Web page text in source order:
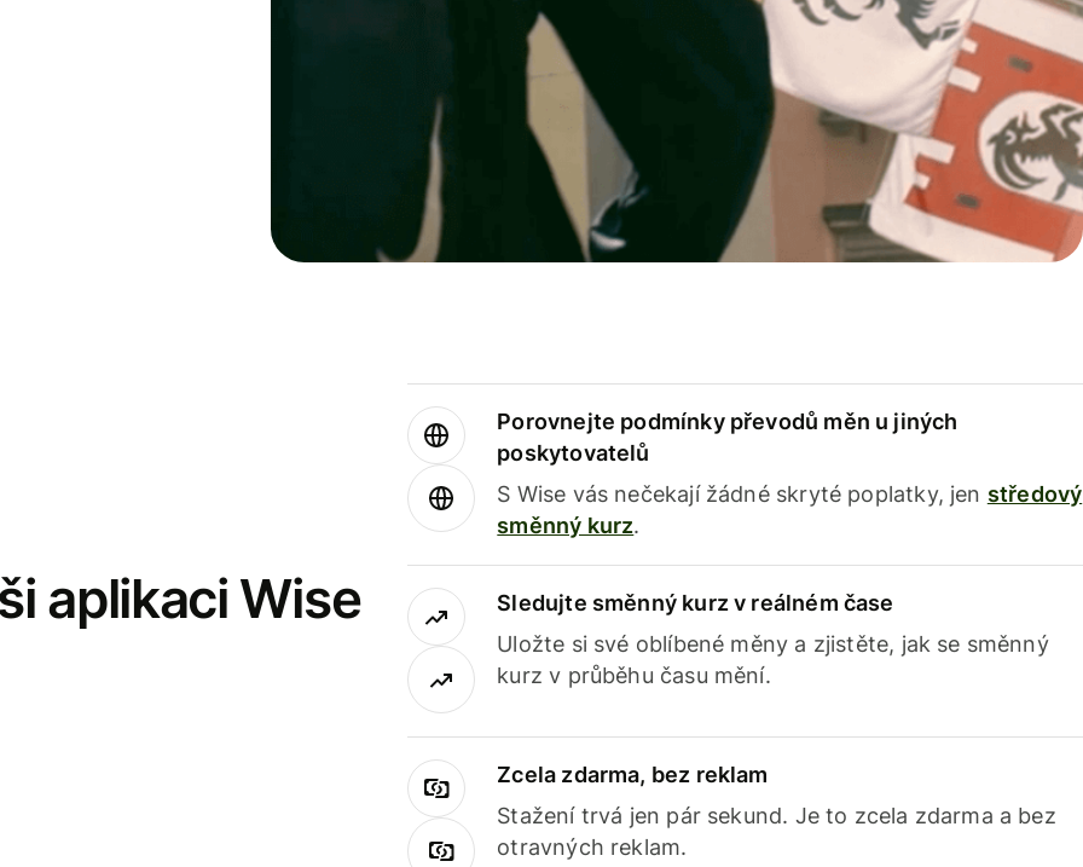
aplikaci Wise
Porovnejte podmínky převodů měn u jiných
poskytovatelů
S Wise vás nečekají žádné skryté poplatky, jen středový
směnný kurz.
Sledujte směnný kurz v reálném čase
Uložte si své oblíbené měny a zjistěte, jak se směnný
kurz v průběhu času mění.
Zcela zdarma, bez reklam
Stažení trvá jen pár sekund. Je to zcela zdarma a bez
otravných reklam.